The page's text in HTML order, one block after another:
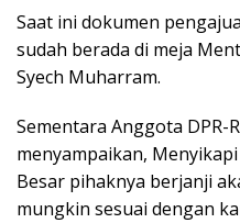
Saat ini dokumen
sudah berada di meja
Syech Muharram.
Sementara Anggota DPR-
menyampaikan,
Besar pihaknya berjanji
mungkin sesuai dengan